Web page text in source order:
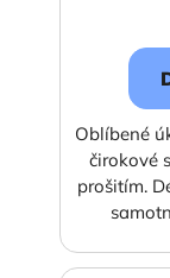
Oblíbené
čirokové
prošitím.